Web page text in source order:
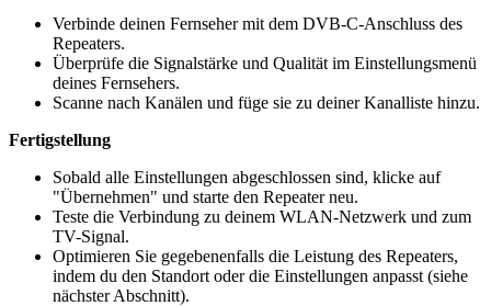
Verbinde deinen Fernseher mit dem DVB-C-Anschluss des
Repeaters.
Überprüfe die Signalstärke und Qualität im Einstellungsmenü
deines Fernsehers.
Scanne nach Kanälen und füge sie zu deiner Kanalliste hinzu.
Fertigstellung
Sobald alle Einstellungen abgeschlossen sind, klicke auf
"Übernehmen" und starte den Repeater neu.
Teste die Verbindung zu deinem WLAN-Netzwerk und zum
TV-Signal.
Optimieren Sie gegebenenfalls die Leistung des Repeaters,
indem du den Standort oder die Einstellungen anpasst (siehe
nächster Abschnitt).